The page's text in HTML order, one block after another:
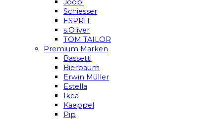
Joop!
Schiesser
ESPRIT
s.Oliver
TOM TAILOR
Premium Marken
Bassetti
Bierbaum
Erwin Müller
Estella
Ikea
Kaeppel
Pip